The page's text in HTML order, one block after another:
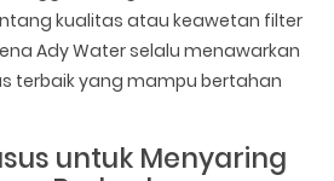
kualitas atau keawetan filter
Ady Water selalu menawarkan
terbaik yang mampu bertahan
untuk Menyaring